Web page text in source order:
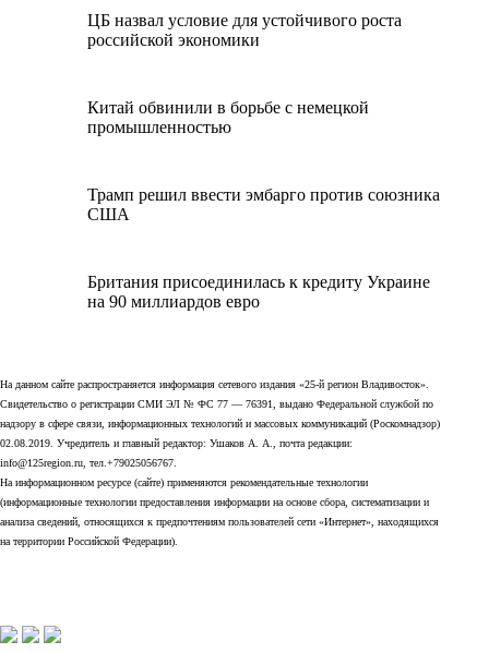
ЦБ назвал условие для устойчивого роста
российской экономики
Китай обвинили в борьбе с немецкой
промышленностью
Трамп решил ввести эмбарго против союзника
США
Британия присоединилась к кредиту Украине
на 90 миллиардов евро
На данном сайте распространяется информация сетевого издания «25-й регион Владивосток».
Свидетельство о регистрации СМИ ЭЛ № ФС 77 — 76391, выдано Федеральной службой по
надзору в сфере связи, информационных технологий и массовых коммуникаций (Роскомнадзор)
02.08.2019. Учредитель и главный редактор: Ушаков А. А., почта редакции:
info@125region.ru, тел.+79025056767.
На информационном ресурсе (сайте) применяются рекомендательные технологии
(информационные технологии предоставления информации на основе сбора, систематизации и
анализа сведений, относящихся к предпочтениям пользователей сети «Интернет», находящихся
на территории Российской Федерации).